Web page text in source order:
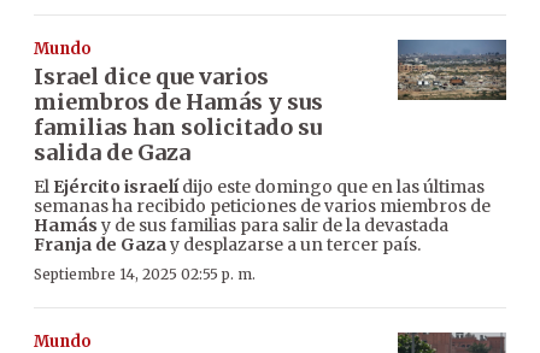
Mundo
Israel dice que varios
miembros de Hamás y sus
familias han solicitado su
salida de Gaza
El Ejército israelídijo este domingo que en las últimas
semanas ha recibido peticiones de varios miembros de
Hamás y de sus familias para salir de la devastada
Franja de Gazay desplazarse a un tercer país.
Septiembre 14, 2025 02:55 p. m.
Mundo